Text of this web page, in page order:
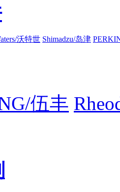
沃特世 Shimadzu/岛津
伍丰